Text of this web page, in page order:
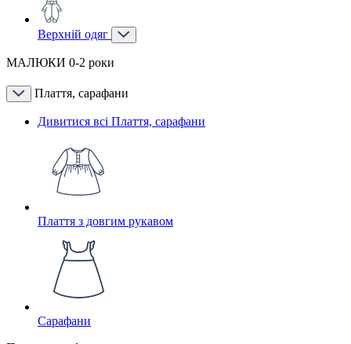
Верхній одяг
МАЛЮКИ 0-2 роки
Плаття, сарафани
Дивитися всі Плаття, сарафани
Плаття з довгим рукавом
Сарафани